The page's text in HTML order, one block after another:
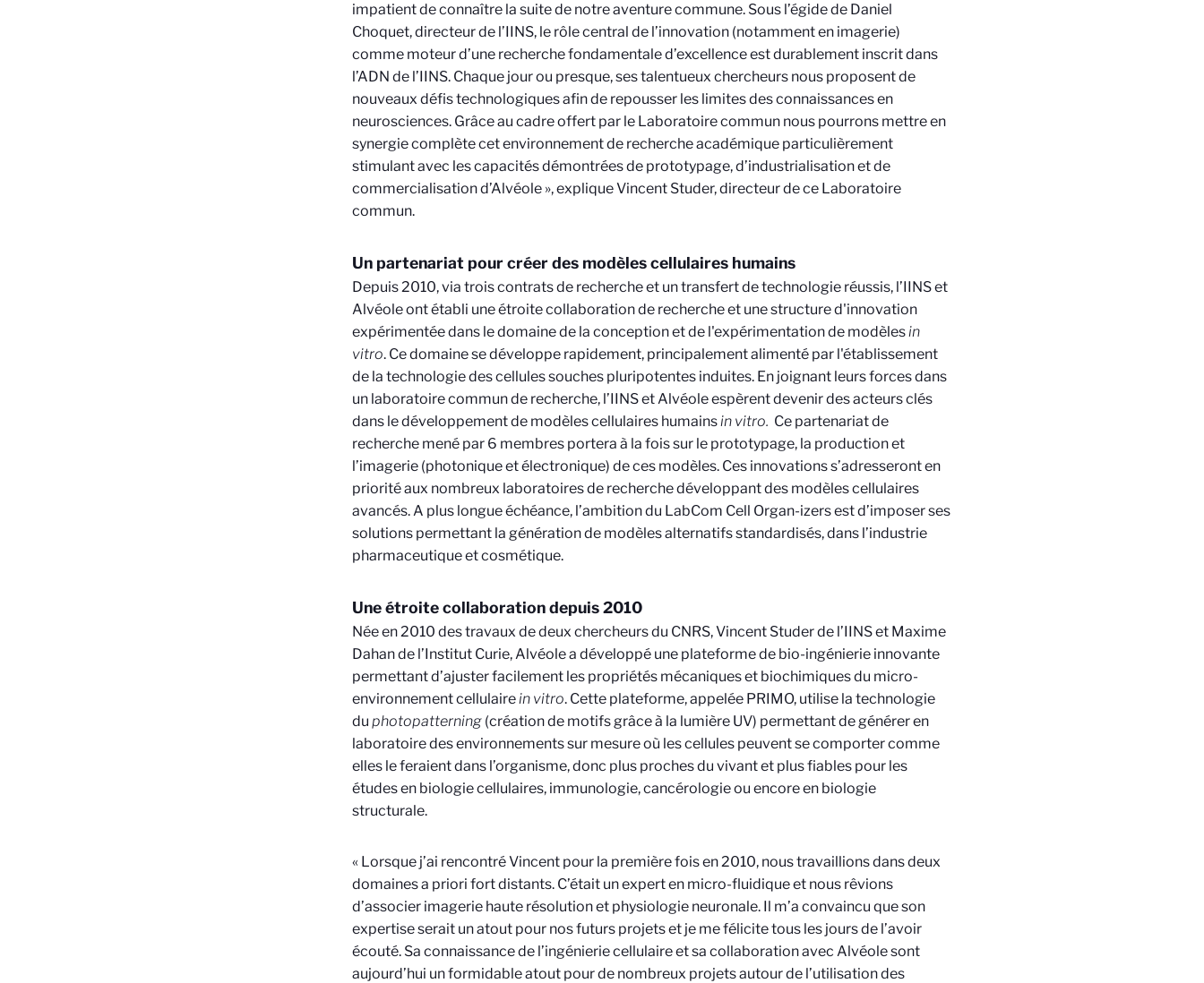
impatient de connaître la suite de notre aventure commune. Sous l’égide de Daniel
Choquet, directeur de l’IINS, le rôle central de l’innovation (notamment en imagerie)
comme moteur d’une recherche fondamentale d’excellence est durablement inscrit dans
l’ADN de l’IINS. Chaque jour ou presque, ses talentueux chercheurs nous proposent de
nouveaux défis technologiques afin de repousser les limites des connaissances en
neurosciences. Grâce au cadre offert par le Laboratoire commun nous pourrons mettre en
synergie complète cet environnement de recherche académique particulièrement
stimulant avec les capacités démontrées de prototypage, d’industrialisation et de
commercialisation d’Alvéole », explique Vincent Studer, directeur de ce Laboratoire
commun.
Un partenariat pour créer des modèles cellulaires humains
Depuis 2010, via trois contrats de recherche et un transfert de technologie réussis, l’IINS et
Alvéole ont établi une étroite collaboration de recherche et une structure d'innovation
expérimentée dans le domaine de la conception et de l'expérimentation de modèlesin
vitro. Ce domaine se développe rapidement, principalement alimenté par l'établissement
de la technologie des cellules souches pluripotentes induites. En joignant leurs forces dans
un laboratoire commun de recherche, l’IINS et Alvéole espèrent devenir des acteurs clés
dans le développement de modèles cellulaires humainsin vitro. Ce partenariat de
recherche mené par 6 membres portera à la fois sur le prototypage, la production et
l’imagerie (photonique et électronique) de ces modèles. Ces innovations s’adresseront en
priorité aux nombreux laboratoires de recherche développant des modèles cellulaires
avancés. A plus longue échéance, l’ambition du LabCom Cell Organ-izers est d’imposer ses
solutions permettant la génération de modèles alternatifs standardisés, dans l’industrie
pharmaceutique et cosmétique.
Une étroite collaboration depuis 2010
Née en 2010 des travaux de deux chercheurs du CNRS, Vincent Studer de l’IINS et Maxime
Dahan de l’Institut Curie, Alvéole a développé une plateforme de bio-ingénierie innovante
permettant d’ajuster facilement les propriétés mécaniques et biochimiques du micro-
environnement cellulairein vitro. Cette plateforme, appelée PRIMO, utilise la technologie
du photopatterning (création de motifs grâce à la lumière UV) permettant de générer en
laboratoire des environnements sur mesure où les cellules peuvent se comporter comme
elles le feraient dans l’organisme, donc plus proches du vivant et plus fiables pour les
études en biologie cellulaires, immunologie, cancérologie ou encore en biologie
structurale.
« Lorsque j’ai rencontré Vincent pour la première fois en 2010, nous travaillions dans deux
domaines a priori fort distants. C’était un expert en micro-fluidique et nous rêvions
d’associer imagerie haute résolution et physiologie neuronale. Il m’a convaincu que son
expertise serait un atout pour nos futurs projets et je me félicite tous les jours de l’avoir
écouté. Sa connaissance de l’ingénierie cellulaire et sa collaboration avec Alvéole sont
aujourd’hui un formidable atout pour de nombreux projets autour de l’utilisation des